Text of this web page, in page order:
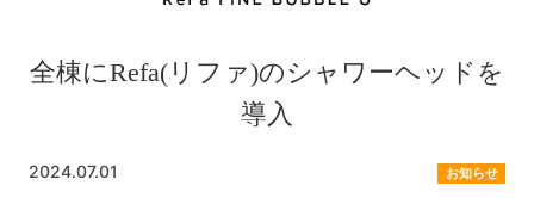
全棟にRefa(リファ)のシャワーヘッドを
導入
2024.07.01 お知らせ